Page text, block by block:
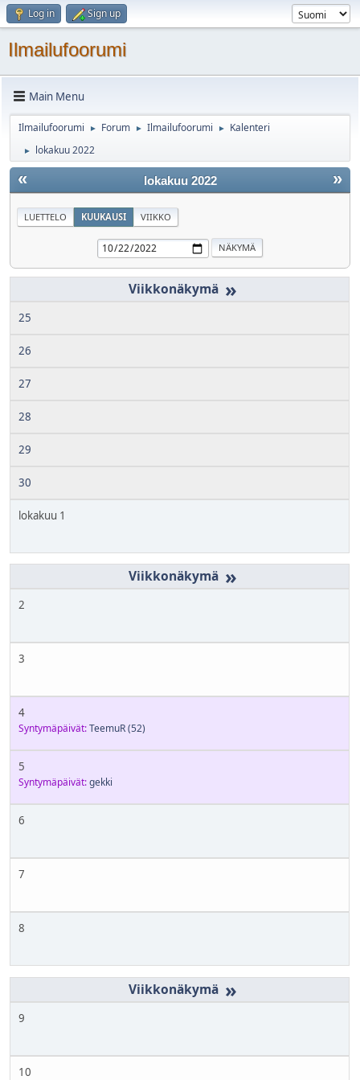
Log in Sign up
Ilmailufoorumi
Main Menu
Ilmailufoorumi ► Forum ► Ilmailufoorumi ► Kalenteri
► lokakuu 2022
« »
lokakuu 2022
LUETTELO KUUKAUSI VIIKKO
»
25
26
27
28
29
30
lokakuu 1
»
2
3
4
Syntymäpäivät:TeemuR(52)
5
Syntymäpäivät:gekki
6
7
8
»
9
10